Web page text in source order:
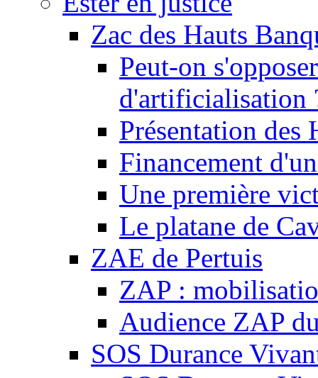
Zac des Hauts
Peut-on
d'artificialisation
Présentation des
Financement
Une première
Le platane de
ZAE de Pertuis
ZAP :
Audience ZAP
SOS Durance